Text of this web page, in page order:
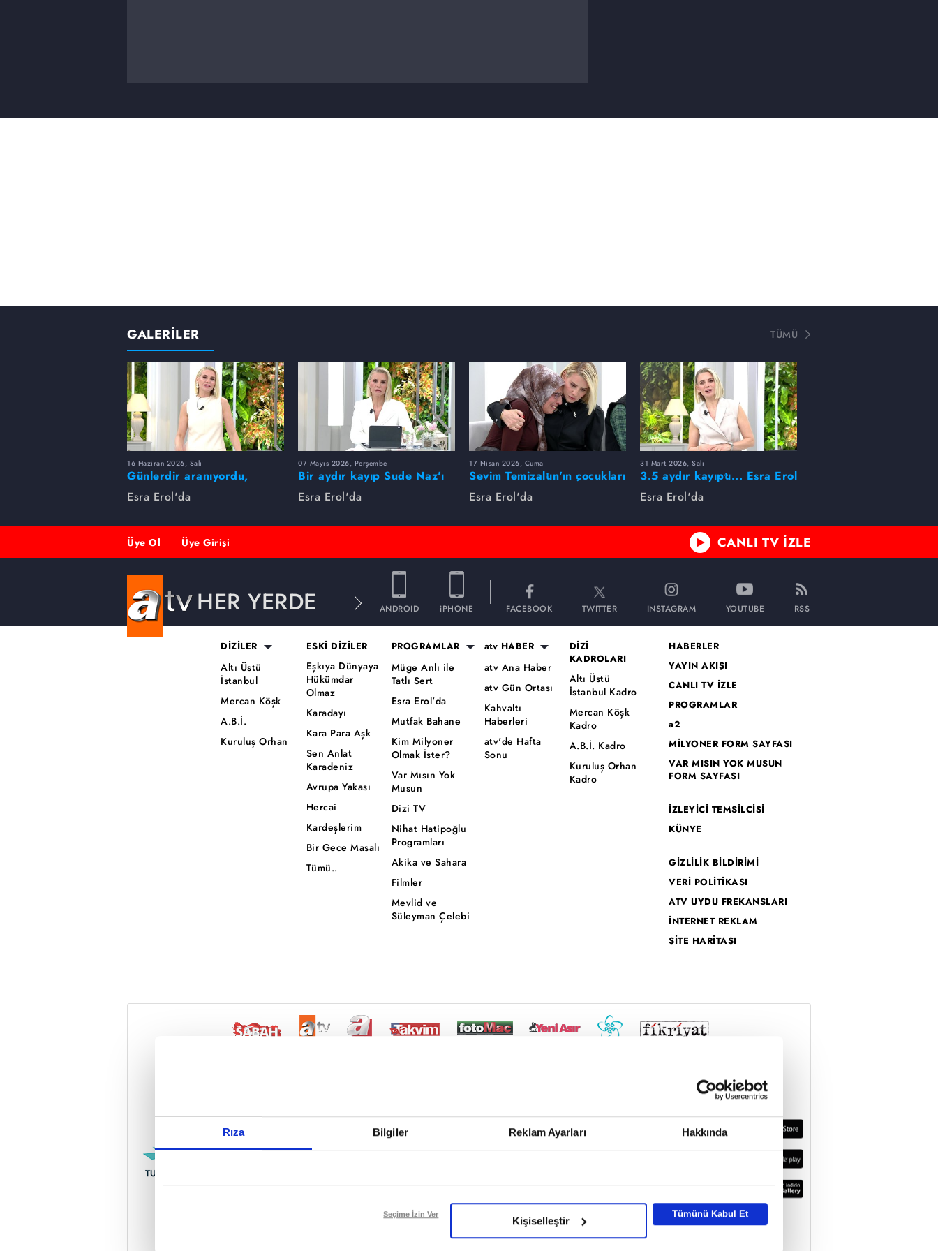
Rıza Bilgiler Reklam Ayarları Hakkında
Reddet
Seçime İzin Ver
Kişiselleştir
Tümünü Kabul Et
GALERİLER TÜMÜ
16 Haziran 2026, Salı
Günlerdir aranıyordu,
dakikalar içinde bulundu!
Esra Erol'da
07 Mayıs 2026, Perşembe
Bir aydır kayıp Sude Naz'ı
Esra Erol buldu
Esra Erol'da
17 Nisan 2026, Cuma
Sevim Temizaltın'ın çocukları
nerede?
Esra Erol'da
31 Mart 2026, Salı
3.5 aydır kayıptı... Esra Erol
buldu!
Esra Erol'da
Üye Ol Üye Girişi CANLI TV İZLE
HER YERDE ANDROID iPHONE FACEBOOK TWITTER INSTAGRAM YOUTUBE RSS
DİZİLER
Altı Üstü
İstanbul
Mercan Köşk
A.B.İ.
Kuruluş Orhan
ESKİ DİZİLER
Eşkıya Dünyaya
Hükümdar
Olmaz
Karadayı
Kara Para Aşk
Sen Anlat
Karadeniz
Avrupa Yakası
Hercai
Kardeşlerim
Bir Gece Masalı
Tümü..
PROGRAMLAR
Müge Anlı ile
Tatlı Sert
Esra Erol'da
Mutfak Bahane
Kim Milyoner
Olmak İster?
Var Mısın Yok
Musun
Dizi TV
Nihat Hatipoğlu
Programları
Akika ve Sahara
Filmler
Mevlid ve
Süleyman Çelebi
atv HABER
atv Ana Haber
atv Gün Ortası
Kahvaltı
Haberleri
atv'de Hafta
Sonu
DİZİ
KADROLARI
Altı Üstü
İstanbul Kadro
Mercan Köşk
Kadro
A.B.İ. Kadro
Kuruluş Orhan
Kadro
HABERLER
YAYIN AKIŞI
CANLI TV İZLE
PROGRAMLAR
a2
MİLYONER FORM SAYFASI
VAR MISIN YOK MUSUN
FORM SAYFASI
İZLEYİCİ TEMSİLCİSİ
KÜNYE
GİZLİLİK BİLDİRİMİ
VERİ POLİTİKASI
ATV UYDU FREKANSLARI
İNTERNET REKLAM
SİTE HARİTASI